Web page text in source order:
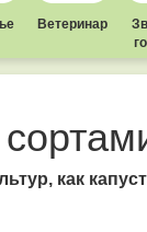
Ветеринар
как